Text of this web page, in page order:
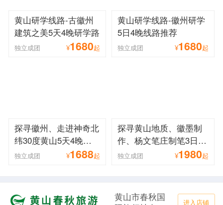
黄山研学线路-古徽州
建筑之美5天4晚研学路
独立成团 ¥1680起
黄山研学线路-徽州研学
5日4晚线路推荐
独立成团 ¥1680起
探寻徽州、走进神奇北
纬30度黄山5天4晚研
学游
独立成团 ¥1688起
探寻黄山地质、徽墨制
作、杨文笔庄制笔3日2
晚研学游
独立成团 ¥1980起
黄山市春秋国
进入店铺